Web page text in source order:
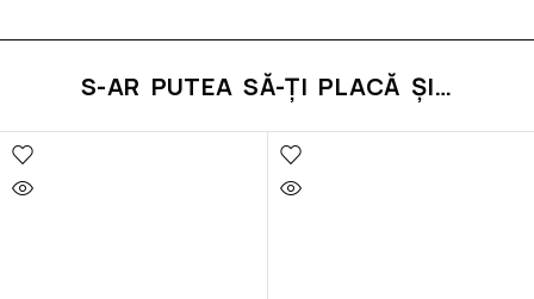
S-AR PUTEA SĂ-ȚI PLACĂ ȘI…